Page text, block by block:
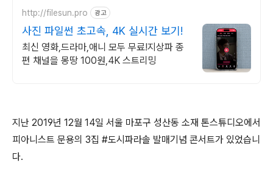
http://filesun.pro 광고
사진 파일썬 초고속, 4K 실시간 보기!
최신 영화,드라마,애니 모두 무료!지상파 종
편 채널을 몽땅 100원,4K 스트리밍
지난 2019년 12월 14일 서울 마포구 성산동 소재 톤스튜디오에서
피아니스트 문용의 3집 #도시파라솔 발매기념 콘서트가 있었습니
다.